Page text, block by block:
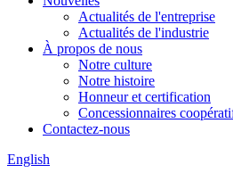
Actualités de l'entreprise
Actualités de l'industrie
À propos de nous
Notre culture
Notre histoire
Honneur et certification
Concessionnaires
Contactez-nous
English